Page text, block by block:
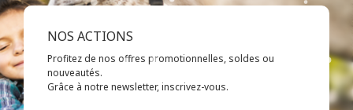
NOS ACTIONS
Profitez de nos offres promotionnelles, soldes ou
nouveautés.
Grâce à notre newsletter, inscrivez-vous.